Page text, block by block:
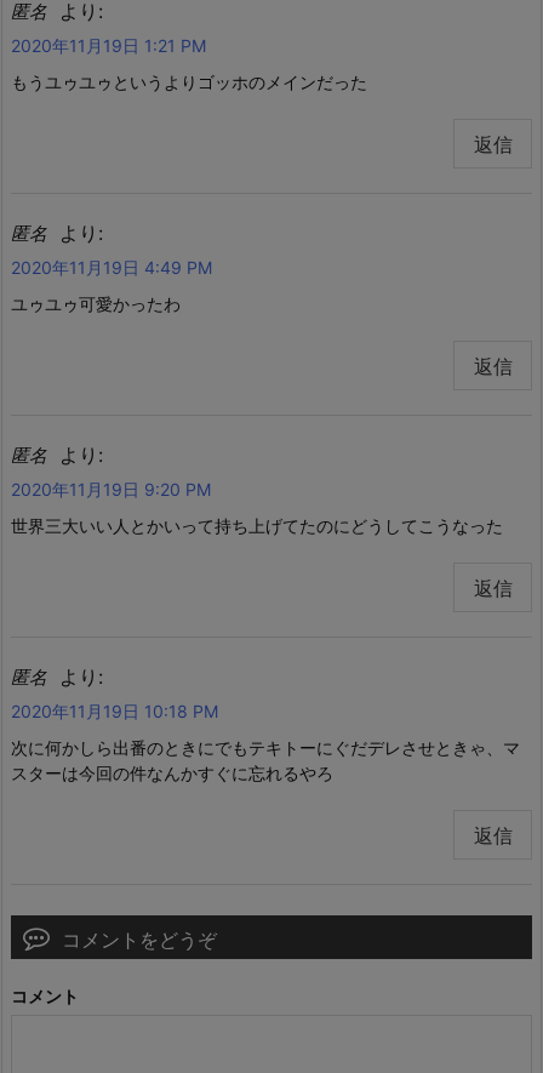
匿名 より:
2020年11月19日 1:21 PM
もうユゥユゥというよりゴッホのメインだった
返信
匿名 より:
2020年11月19日 4:49 PM
ユゥユゥ可愛かったわ
返信
匿名 より:
2020年11月19日 9:20 PM
世界三大いい人とかいって持ち上げてたのにどうしてこうなった
返信
匿名 より:
2020年11月19日 10:18 PM
次に何かしら出番のときにでもテキトーにぐだデレさせときゃ、マ
スターは今回の件なんかすぐに忘れるやろ
返信
コメントをどうぞ
コメント